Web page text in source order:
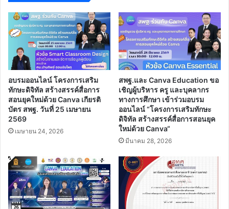
อบรมออนไลน์ โครงการเสริม
ทักษะดิจิทัล สร้างสรรค์สื่อการ
สอนยุคใหม่ด้วย Canva เกียรติ
บัตร สพฐ. วันที่ 25 เมษายน
2569
เมษายน 24, 2026
สพฐ.และ Canva Education ขอ
เชิญผู้บริหาร ครู และบุคลากร
ทางการศึกษา เข้าร่วมอบรม
ออนไลน์ “โครงการเสริมทักษะ
ดิจิทัล สร้างสรรค์สื่อการสอนยุค
ใหม่ด้วย Canva“
มีนาคม 28, 2026